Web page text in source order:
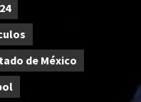
de México